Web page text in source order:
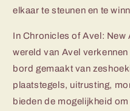
elkaar te steunen en te
In Chronicles of Avel:
wereld van Avel
bord gemaakt van
plaatstegels, uitrusting,
bieden de mogelijkheid